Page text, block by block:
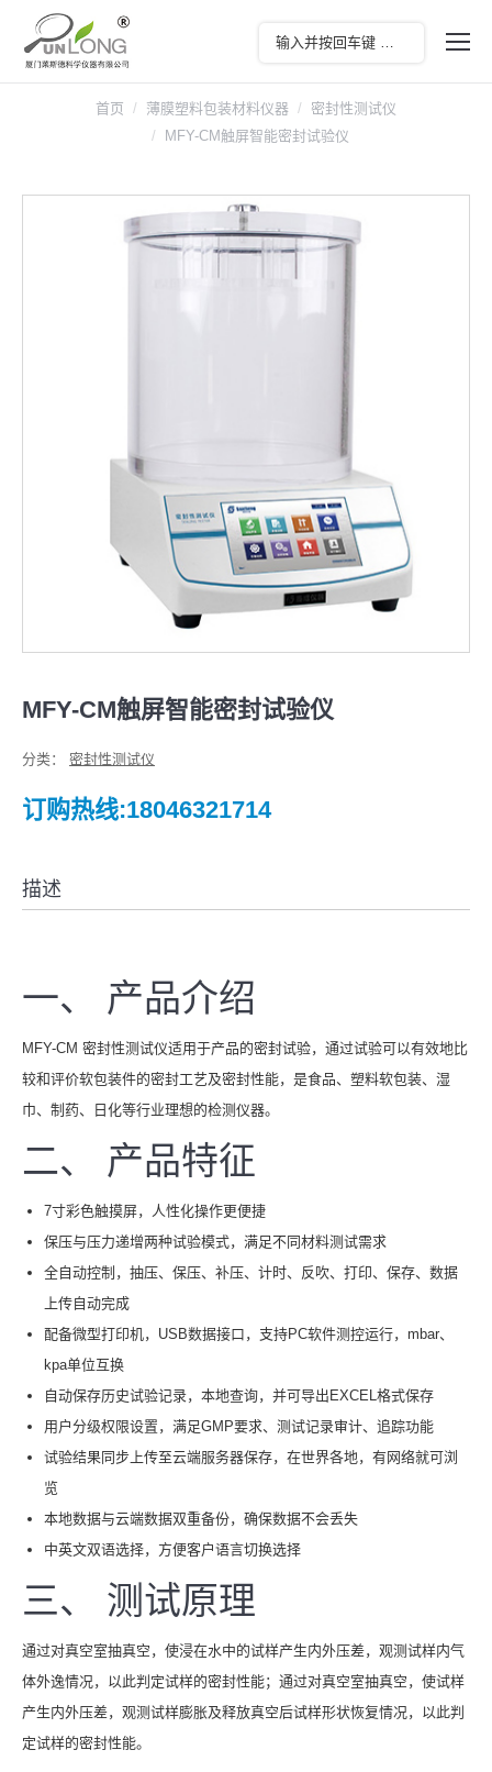
首页 薄膜塑料包装材料仪器
密封性测试仪
MFY-CM触屏智能密封试验仪
MFY-CM触屏智能密封试验仪
分类： 密封性测试仪
订购热线:18046321714
描述
一、 产品介绍
MFY-CM 密封性测试仪适用于产品的密封试验，通过试验可以有效地比
较和评价软包装件的密封工艺及密封性能，是食品、塑料软包装、湿
巾、制药、日化等行业理想的检测仪器。
二、 产品特征
7寸彩色触摸屏，人性化操作更便捷
保压与压力递增两种试验模式，满足不同材料测试需求
全自动控制，抽压、保压、补压、计时、反吹、打印、保存、数据
上传自动完成
配备微型打印机，USB数据接口，支持PC软件测控运行，mbar、
kpa单位互换
自动保存历史试验记录，本地查询，并可导出EXCEL格式保存
用户分级权限设置，满足GMP要求、测试记录审计、追踪功能
试验结果同步上传至云端服务器保存，在世界各地，有网络就可浏
览
本地数据与云端数据双重备份，确保数据不会丢失
中英文双语选择，方便客户语言切换选择
三、 测试原理
通过对真空室抽真空，使浸在水中的试样产生内外压差，观测试样内气
体外逸情况，以此判定试样的密封性能；通过对真空室抽真空，使试样
产生内外压差，观测试样膨胀及释放真空后试样形状恢复情况，以此判
定试样的密封性能。